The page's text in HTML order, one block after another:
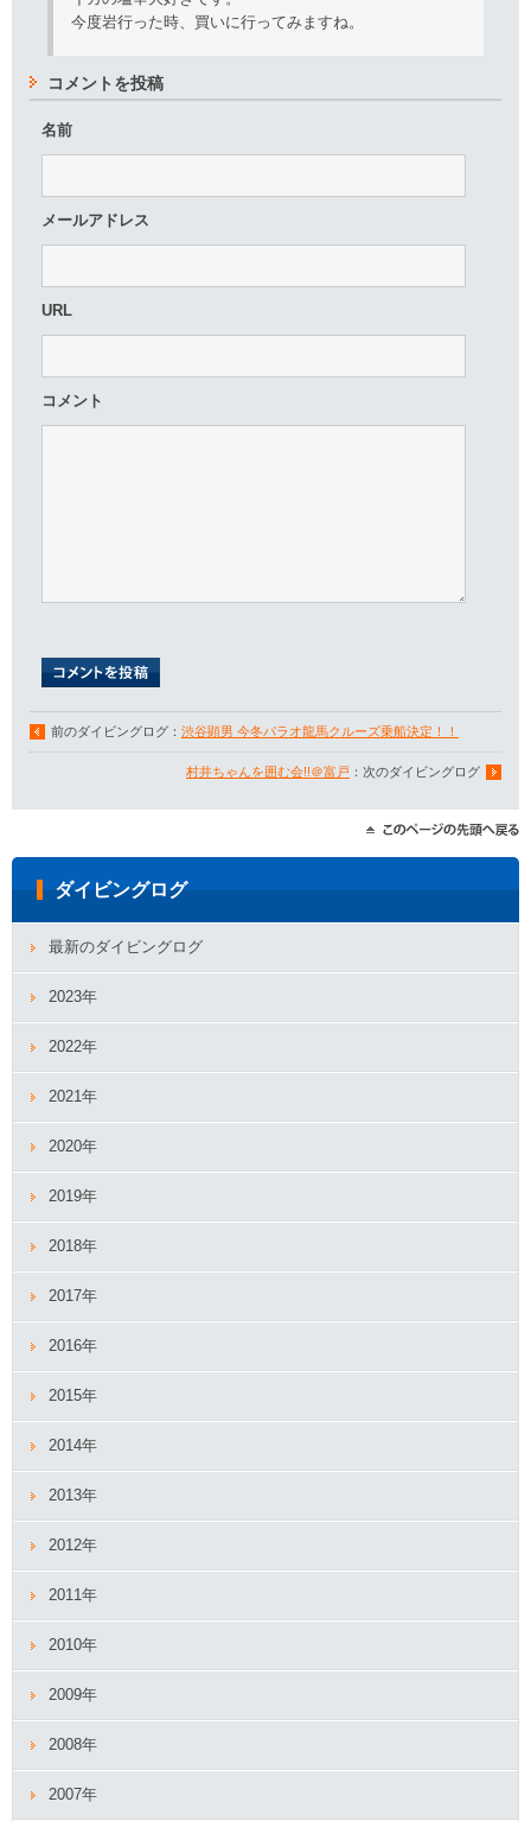
今度岩行った時、買いに行ってみますね。
コメントを投稿
名前
メールアドレス
URL
コメント
前のダイビングログ： 渋谷顕男 今冬パラオ龍馬クルーズ乗船決定！！
村井ちゃんを囲む会!!＠富戸 ：次のダイビングログ
ダイビングログ
最新のダイビングログ
2023年
2022年
2021年
2020年
2019年
2018年
2017年
2016年
2015年
2014年
2013年
2012年
2011年
2010年
2009年
2008年
2007年